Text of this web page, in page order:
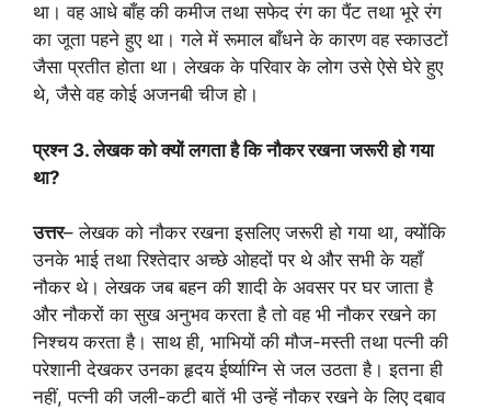
था। वह आधे बाँह की कमीज तथा सफेद रंग का पैंट तथा भूरे रंग
का जूता पहने हुए था। गले में रूमाल बाँधने के कारण वह स्काउटों
जैसा प्रतीत होता था। लेखक के परिवार के लोग उसे ऐसे घेरे हुए
थे, जैसे वह कोई अजनबी चीज हो।
प्रश्न 3. लेखक को क्यों लगता है कि नौकर रखना जरूरी हो गया
था?
उत्तर– लेखक को नौकर रखना इसलिए जरूरी हो गया था, क्योंकि
उनके भाई तथा रिश्तेदार अच्छे ओहदों पर थे और सभी के यहाँ
नौकर थे। लेखक जब बहन की शादी के अवसर पर घर जाता है
और नौकरों का सुख अनुभव करता है तो वह भी नौकर रखने का
निश्चय करता है। साथ ही, भाभियों की मौज-मस्ती तथा पत्नी की
परेशानी देखकर उनका हृदय ईर्ष्याग्नि से जल उठता है। इतना ही
नहीं, पत्नी की जली-कटी बातें भी उन्हें नौकर रखने के लिए दबाव